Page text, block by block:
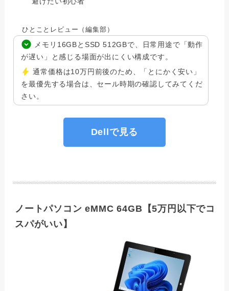
ひとことレビュー（編集部）
メモリ16GBとSSD 512GBで、日常用途で「動作
が遅い」と感じる場面が出にくい構成です。
通常価格は10万円前後のため、「とにかく安い」
を最優先する場合は、セール時期の確認してみてくだ
さい。
Dellで見る
ノートパソコン eMMC 64GB【5万円以下でコ
スパがいい】